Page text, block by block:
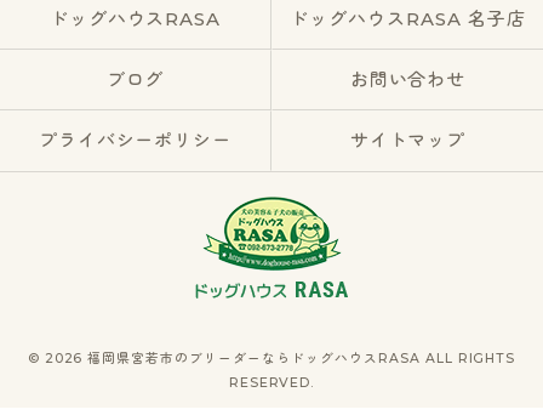
ドッグハウスRASA ドッグハウスRASA 名子店
ブログ お問い合わせ
プライバシーポリシー サイトマップ
© 2026 福岡県宮若市のブリーダーならドッグハウスRASA ALL RIGHTS
RESERVED.